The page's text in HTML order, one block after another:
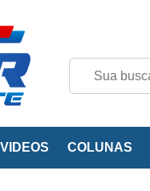
VIDEOS COLUNAS